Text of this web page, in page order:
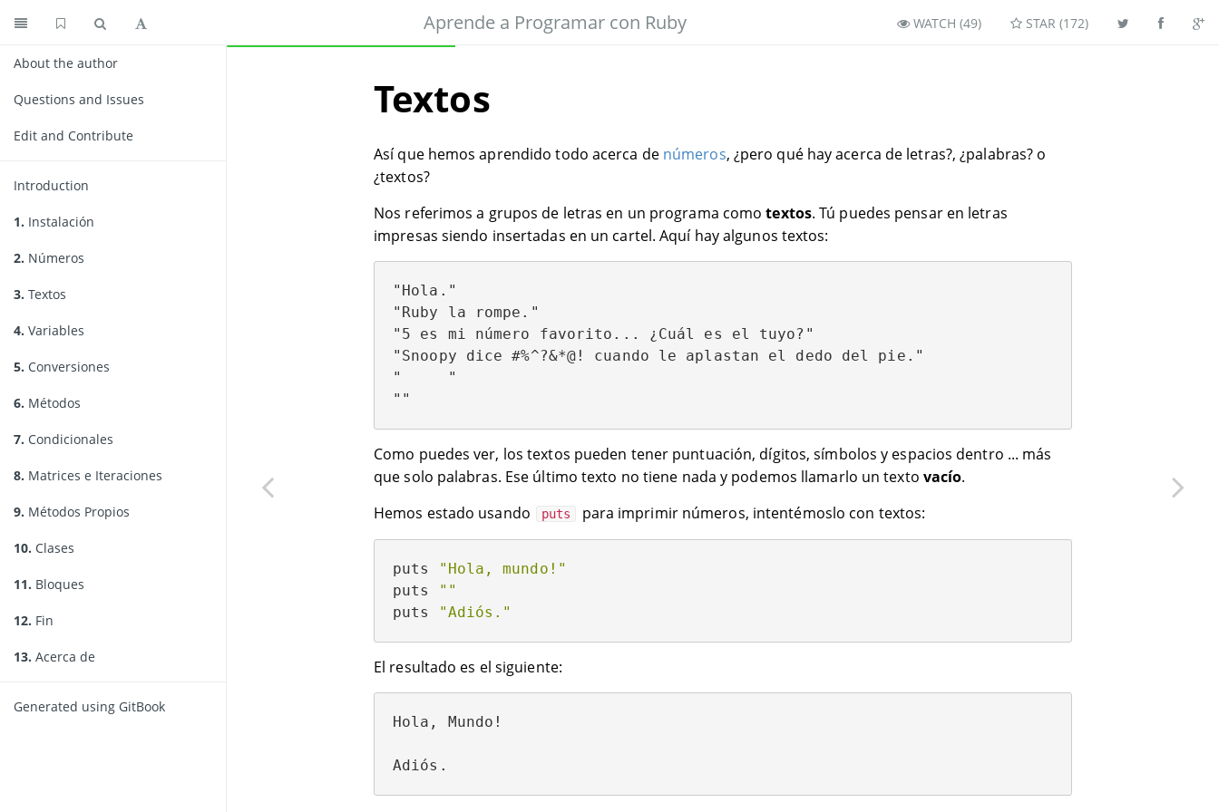
STAR (172)
WATCH (49)
Aprende a Programar con Ruby
About the author
Questions and Issues
Edit and Contribute
Introduction
1. Instalación
2. Números
3. Textos
4. Variables
5. Conversiones
6. Métodos
7. Condicionales
8. Matrices e Iteraciones
9. Métodos Propios
10. Clases
11. Bloques
12. Fin
13. Acerca de
Generated using GitBook
Textos
Así que hemos aprendido todo acerca de números, ¿pero qué hay acerca de letras?, ¿palabras? o
¿textos?
Nos referimos a grupos de letras en un programa comotextos. Tú puedes pensar en letras
impresas siendo insertadas en un cartel. Aquí hay algunos textos:
"Hola."
"Ruby la rompe."
"5 es mi número favorito... ¿Cuál es el tuyo?"
"Snoopy dice #%^?&*@! cuando le aplastan el dedo del pie."
"     "
Como puedes ver, los textos pueden tener puntuación, dígitos, símbolos y espacios dentro ... más
que solo palabras. Ese último texto no tiene nada y podemos llamarlo un texto vacío.
Hemos estado usando
puts para imprimir números, intentémoslo con textos:
puts
"Hola, mundo!"
puts
""
puts
"Adiós."
El resultado es el siguiente:
Hola, Mundo!